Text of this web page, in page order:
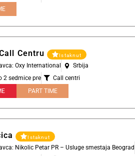
Centru Istaknut
Oxy International
Srbija
2 sedmice pre
Call centri
PART TIME
Istaknut
Nikolic Petar PR – Usluge smestaja Beograd